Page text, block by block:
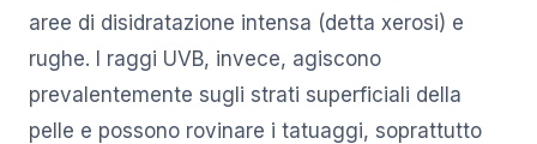
aree di disidratazione intensa (detta xerosi) e
rughe. I raggi UVB, invece, agiscono
prevalentemente sugli strati superficiali della
pelle e possono rovinare i tatuaggi, soprattutto